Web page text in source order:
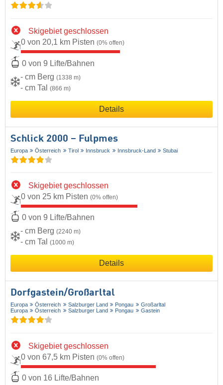
Skigebiet geschlossen
0 von 20,1 km Pisten (0% offen)
0 von 9 Lifte/Bahnen
- cm Berg (1338 m)
- cm Tal (866 m)
Details
Schlick 2000 – Fulpmes
Europa Österreich Tirol Innsbruck Innsbruck-Land Stubai
Skigebiet geschlossen
0 von 25 km Pisten (0% offen)
0 von 9 Lifte/Bahnen
- cm Berg (2240 m)
- cm Tal (1000 m)
Details
Dorfgastein/​Großarltal
Europa Österreich Salzburger Land Pongau
Großarltal
Europa
Österreich Salzburger Land Pongau Gastein
Skigebiet geschlossen
0 von 67,5 km Pisten (0% offen)
0 von 16 Lifte/Bahnen